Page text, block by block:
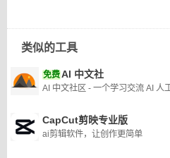
类似的工具
免费AI 中文社
CapCut剪映专业版
ai剪辑软件，让创作更简单